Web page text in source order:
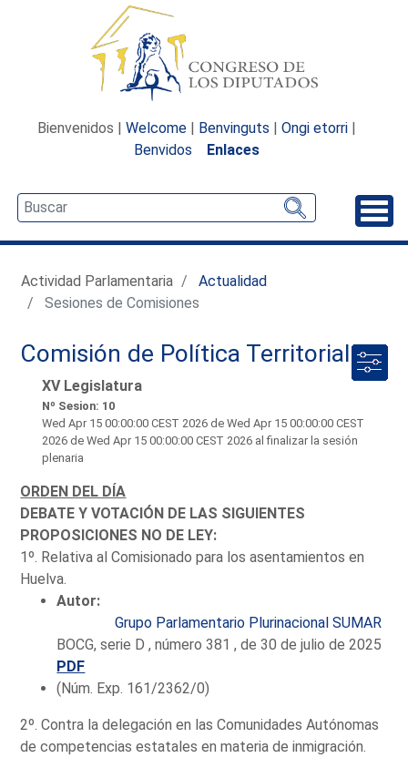
Bienvenidos | Welcome | Benvinguts | Ongi etorri |
Benvidos
Enlaces
Actividad Parlamentaria
Actualidad
Sesiones de Comisiones
Comisión de Política Territorial
XV Legislatura
Nº Sesion: 10
Wed Apr 15 00:00:00 CEST 2026 de Wed Apr 15 00:00:00 CEST
2026 de Wed Apr 15 00:00:00 CEST 2026 al finalizar la sesión
plenaria
ORDEN DEL DÍA
DEBATE Y VOTACIÓN DE LAS SIGUIENTES
PROPOSICIONES NO DE LEY:
1º. Relativa al Comisionado para los asentamientos en
Huelva.
Autor:
Grupo Parlamentario Plurinacional SUMAR
BOCG, serie D , número 381 , de 30 de julio de 2025
PDF
(Núm. Exp. 161/2362/0)
2º. Contra la delegación en las Comunidades Autónomas
de competencias estatales en materia de inmigración.